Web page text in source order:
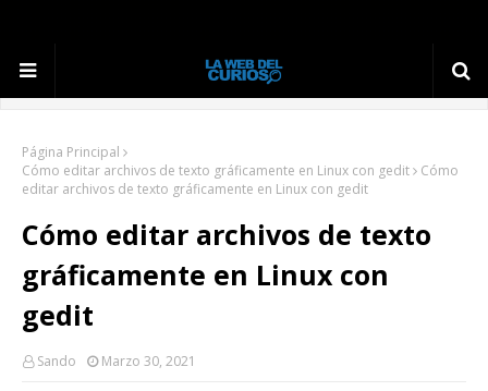
Página Principal
Cómo editar archivos de texto gráficamente en Linux con gedit
Cómo
editar archivos de texto gráficamente en Linux con gedit
Cómo editar archivos de texto
gráficamente en Linux con
gedit
Sando Marzo 30, 2021